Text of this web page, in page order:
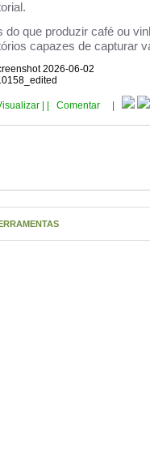
do que produzir café ou
capazes de capturar
Comentar